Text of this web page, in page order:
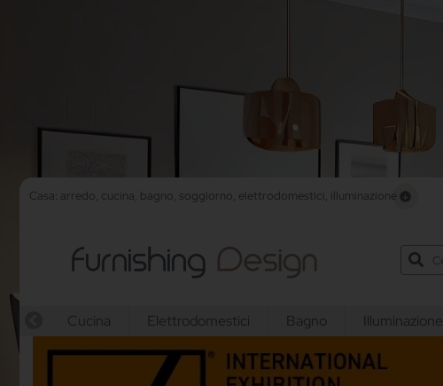
Casa: arredo, cucina, bagno, soggiorno, elettrodomestici, illuminazione
Cucina Elettrodomestici Bagno Illuminazione